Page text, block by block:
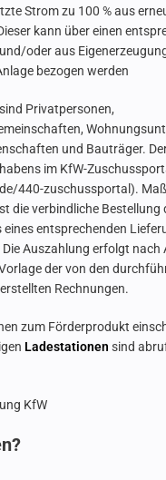
Strom zu 100 % aus
kann über einen
oder aus
bezogen werden
Privatpersonen,
und Bauträger.
im KfW-
440-zuschussportal).
die verbindliche Bestellung
eines entsprechenden
Auszahlung erfolgt nach
der von den
Rechnungen.
zum Förderprodukt
Ladestationen sind
KfW